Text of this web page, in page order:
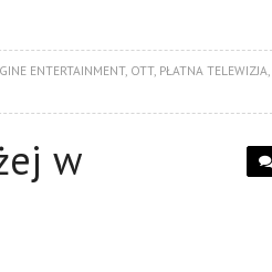
ENTERTAINMENT, OTT, PŁATNA TELEWIZJA
w